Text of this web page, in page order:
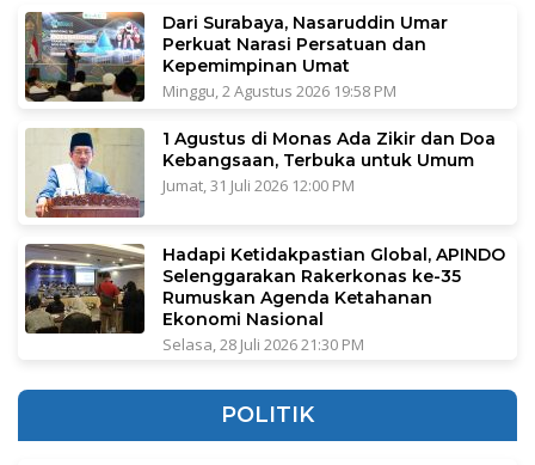
Dari Surabaya, Nasaruddin Umar
Perkuat Narasi Persatuan dan
Kepemimpinan Umat
Minggu, 2 Agustus 2026 19:58 PM
1 Agustus di Monas Ada Zikir dan Doa
Kebangsaan, Terbuka untuk Umum
Jumat, 31 Juli 2026 12:00 PM
Hadapi Ketidakpastian Global, APINDO
Selenggarakan Rakerkonas ke-35
Rumuskan Agenda Ketahanan
Ekonomi Nasional
Selasa, 28 Juli 2026 21:30 PM
POLITIK